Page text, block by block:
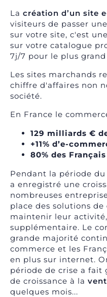
La création d’un site
visiteurs de passer
sur votre site, c'est
sur votre catalogue
7j/7 pour le plus
Les sites marchands
chiffre d'affaires non
société.
En France le
129 milliards € de
+11% d’e-
80% des
Pendant la période du
a enregistré une
nombreuses
place des solutions de
maintenir leur
supplémentaire. Le
grande majorité
commerce et les
en plus sur internet.
période de crise a fait
de croissance à la
quelques mois...